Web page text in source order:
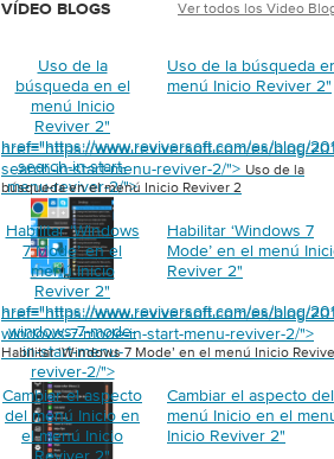
VÍDEO BLOGS Ver todos los Video
Uso de la
búsqueda en el
menú Inicio
Reviver 2"
href="https://www.reviversoft.com/es/blog/
search-in-start-
menu-reviver-2/">
Uso de la búsqueda
menú Inicio Reviver 2"
href="https://www.reviversoft.com/es/blog/
search-in-start-menu-reviver-2/"> Uso de la
búsqueda en el menú Inicio Reviver 2
Habilitar ‘Windows
7 Mode’ en el
menú Inicio
Reviver 2"
href="https://www.reviversoft.com/es/blog/
windows-7-mode-
in-start-menu-
reviver-2/">
Habilitar ‘Windows 7
Mode’ en el menú
Reviver 2"
href="https://www.reviversoft.com/es/blog/
windows-7-mode-in-start-menu-reviver-2/">
Habilitar ‘Windows 7 Mode’ en el menú Inicio
Cambiar el aspecto
del menú Inicio en
el menú Inicio
Cambiar el aspecto del
menú Inicio en el
Inicio Reviver 2"